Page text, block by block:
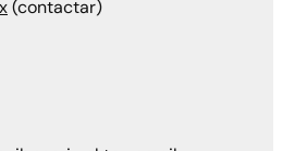
(contactar)